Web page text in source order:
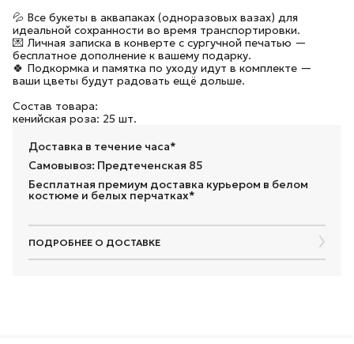
💦 Все букеты в аквапаках (одноразовых вазах) для
идеальной сохранности во время транспортировки.
💌 Личная записка в конверте с сургучной печатью —
бесплатное дополнение к вашему подарку.
🍀 Подкормка и памятка по уходу идут в комплекте —
ваши цветы будут радовать ещё дольше.
Состав товара:
кенийская роза: 25 шт.
Доставка в течение часа*
Самовывоз: Предтеченская 85
Бесплатная премиум доставка курьером в белом
костюме и белых перчатках*
ПОДРОБНЕЕ О ДОСТАВКЕ